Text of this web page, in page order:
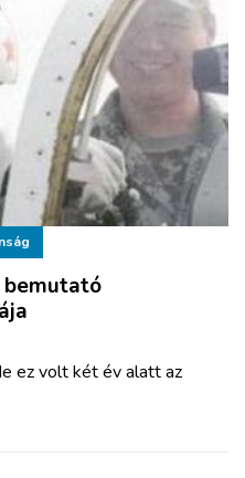
ez volt két év alatt az